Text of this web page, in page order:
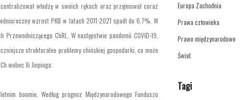
władzę w swoich rękach oraz przyjmował coraz
wzrost PKB w latach 2011-2021 spadł do 6,7%. W
ChRL. W następstwie pandemii COVID-19,
strukturalne problemy chińskiej gospodarki, co może
wobec Xi Jinpinga:
boomie. Według prognoz Międzynarodowego Funduszu
Europa Zachodnia
Prawa człowieka
Prawo międzynarodowe
Świat
Tagi